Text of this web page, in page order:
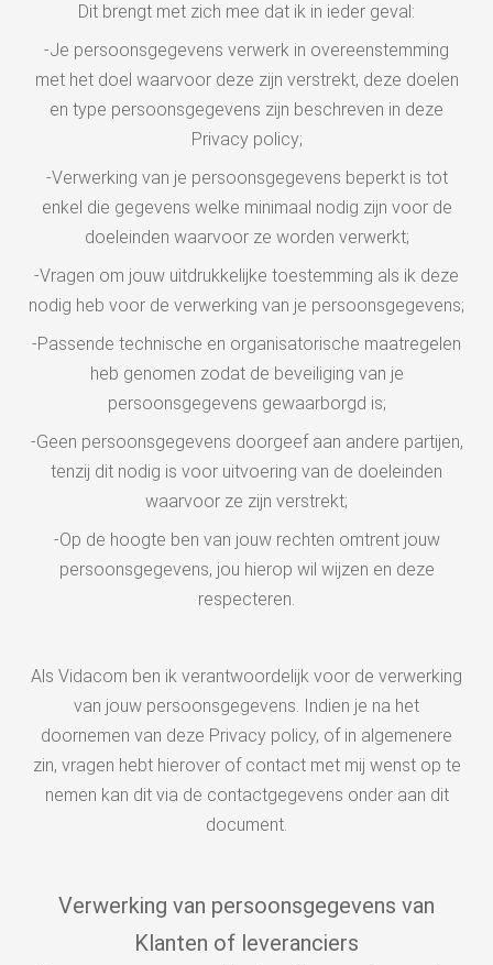
Dit brengt met zich mee dat ik in ieder geval:
-Je persoonsgegevens verwerk in overeenstemming
met het doel waarvoor deze zijn verstrekt, deze doelen
en type persoonsgegevens zijn beschreven in deze
Privacy policy;
-Verwerking van je persoonsgegevens beperkt is tot
enkel die gegevens welke minimaal nodig zijn voor de
doeleinden waarvoor ze worden verwerkt;
-Vragen om jouw uitdrukkelijke toestemming als ik deze
nodig heb voor de verwerking van je persoonsgegevens;
-Passende technische en organisatorische maatregelen
heb genomen zodat de beveiliging van je
persoonsgegevens gewaarborgd is;
-Geen persoonsgegevens doorgeef aan andere partijen,
tenzij dit nodig is voor uitvoering van de doeleinden
waarvoor ze zijn verstrekt;
-Op de hoogte ben van jouw rechten omtrent jouw
persoonsgegevens, jou hierop wil wijzen en deze
respecteren.
Als Vidacom ben ik verantwoordelijk voor de verwerking
van jouw persoonsgegevens. Indien je na het
doornemen van deze Privacy policy, of in algemenere
zin, vragen hebt hierover of contact met mij wenst op te
nemen kan dit via de contactgegevens onder aan dit
document.
Verwerking van persoonsgegevens van
Klanten of leveranciers
over
de
Hierdoor
van